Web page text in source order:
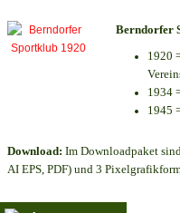
Berndorfer
1920
1934
1945
Download: Im Downloadpaket
AI EPS, PDF) und 3